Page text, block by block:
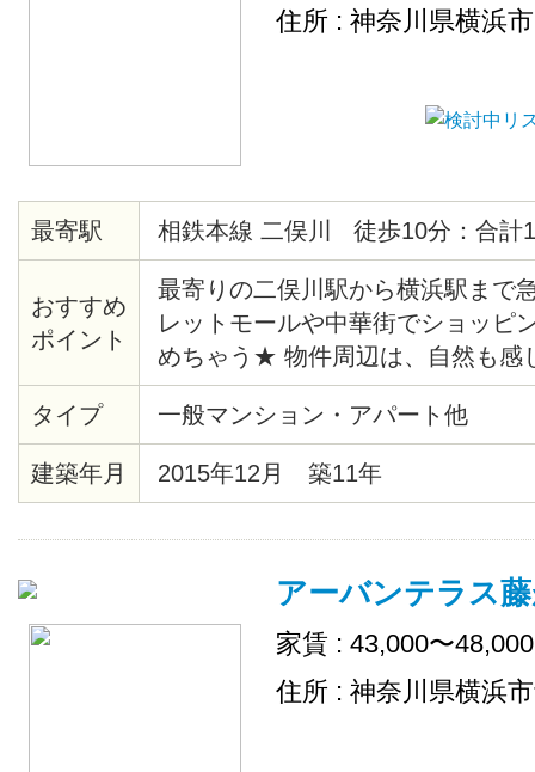
住所 : 神奈川県横浜
最寄駅 相鉄本線 二俣川 徒歩10分：合計
おすすめ
ポイント
最寄りの二俣川駅から横浜駅まで
レットモールや中華街でショッピ
めちゃう★ 物件周辺は、自然も感
宅街になっています♪ 各お部屋に
庫・テレビ・デスク・チェアが設
ペーパーや食器洗剤などの消耗品
充致します。
タイプ 一般マンション・アパート他
建築年月 2015年12月 築11年
アーバンテラス
家賃 : 43,000〜
住所 : 神奈川県横浜